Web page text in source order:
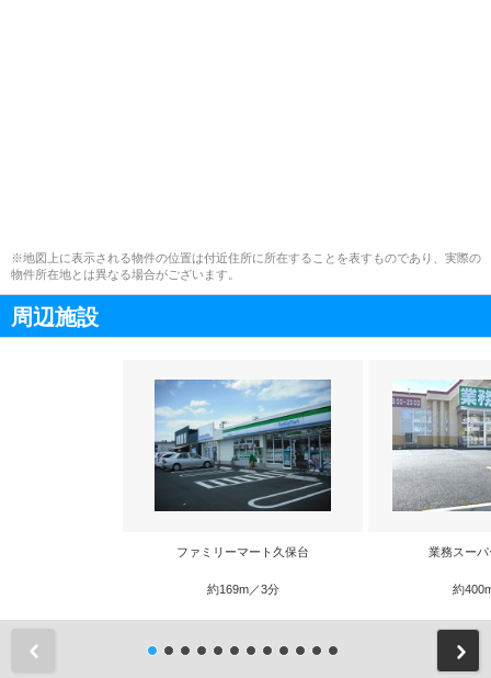
※地図上に表示される物件の位置は付近住所に所在することを表すものであり、実際の
物件所在地とは異なる場合がございます。
周辺施設
ファミリーマート久保台
約169m／3分
業務スー
約